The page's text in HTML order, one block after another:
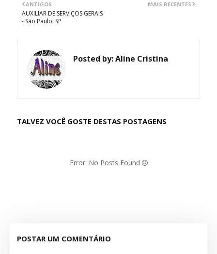
MAIS RECENTES
ANTIGOS
AUXILIAR DE SERVIÇOS GERAIS
- São Paulo, SP
Posted by:Aline Cristina
TALVEZ VOCÊ GOSTE DESTAS POSTAGENS
Error: No Posts Found
POSTAR UM COMENTÁRIO